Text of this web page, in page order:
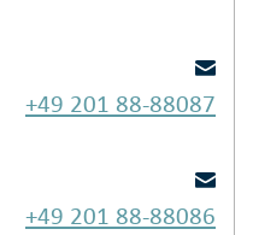
+49 201 88-88087
+49 201 88-88086